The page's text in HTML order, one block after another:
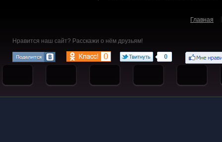
Главная
Нравится наш сайт? Расскажи о нём друзьям!